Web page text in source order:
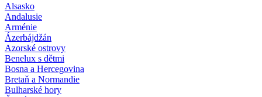
Alsasko
Andalusie
Arménie
Ázerbájdžán
Azorské ostrovy
Benelux s dětmi
Bosna a Hercegovina
Bretaň a Normandie
Bulharské hory